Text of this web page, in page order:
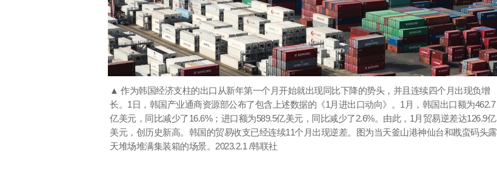
▲ 作为韩国经济支柱的出口从新年第一个月开始就出现同比下降的势头，并且连续四个月出现负增
长。1日，韩国产业通商资源部公布了包含上述数据的《1月进出口动向》。1月，韩国出口额为462.7
亿美元，同比减少了16.6%；进口额为589.5亿美元，同比减少了2.6%。由此，1月贸易逆差达126.9亿
美元，创历史新高。韩国的贸易收支已经连续11个月出现逆差。图为当天釜山港神仙台和戡蛮码头露
天堆场堆满集装箱的场景。2023.2.1 /韩联社